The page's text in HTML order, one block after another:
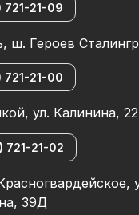
39Д
ул. Калинина, 22
ш. Героев
721-21-02
721-21-00
721-21-09